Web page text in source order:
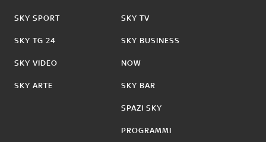
SKY SPORT
SKY TG 24
SKY VIDEO
SKY ARTE
SKY TV
SKY BUSINESS
NOW
SKY BAR
SPAZI SKY
PROGRAMMI